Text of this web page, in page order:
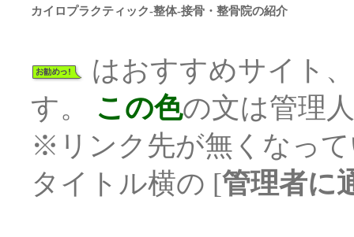
カイロプラクティック-整体-接骨・整骨院の紹介
はおすすめサイト
す。 この色の文は管理
※リンク先が無くなっ
タイトル横の [管理者に